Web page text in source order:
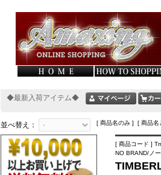
◆最新入荷アイテム◆
並べ替え： [ 商品名のみ ] [ 商品
[ 商品コード ]
NO BRAND/ノ